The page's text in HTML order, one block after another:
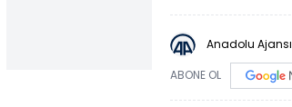
Anadolu Ajansı
ABONE OL